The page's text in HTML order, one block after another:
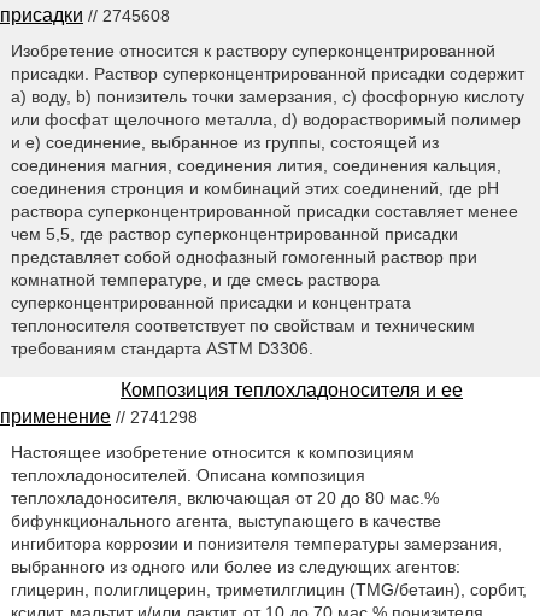
присадки // 2745608
Изобретение относится к раствору суперконцентрированной
присадки. Раствор суперконцентрированной присадки содержит
a) воду, b) понизитель точки замерзания, c) фосфорную кислоту
или фосфат щелочного металла, d) водорастворимый полимер
и e) соединение, выбранное из группы, состоящей из
соединения магния, соединения лития, соединения кальция,
соединения стронция и комбинаций этих соединений, где pH
раствора суперконцентрированной присадки составляет менее
чем 5,5, где раствор суперконцентрированной присадки
представляет собой однофазный гомогенный раствор при
комнатной температуре, и где смесь раствора
суперконцентрированной присадки и концентрата
теплоносителя соответствует по свойствам и техническим
требованиям стандарта ASTM D3306.
Композиция теплохладоносителя и ее
применение // 2741298
Настоящее изобретение относится к композициям
теплохладоносителей. Описана композиция
теплохладоносителя, включающая от 20 до 80 мас.%
бифункционального агента, выступающего в качестве
ингибитора коррозии и понизителя температуры замерзания,
выбранного из одного или более из следующих агентов:
глицерин, полиглицерин, триметилглицин (TMG/бетаин), сорбит,
ксилит, мальтит и/или лактит, от 10 до 70 мас.% понизителя